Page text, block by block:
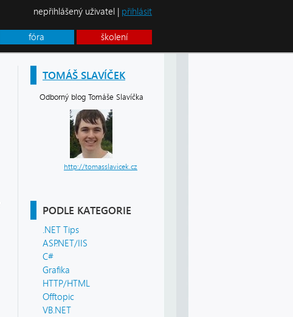
fóra školení
nepřihlášený uživatel | přihlásit
TOMÁŠ SLAVÍČEK
Odborný blog Tomáše Slavíčka
http://tomasslavicek.cz
PODLE KATEGORIE
.NET Tips
ASP.NET/IIS
C#
Grafika
HTTP/HTML
Offtopic
VB.NET